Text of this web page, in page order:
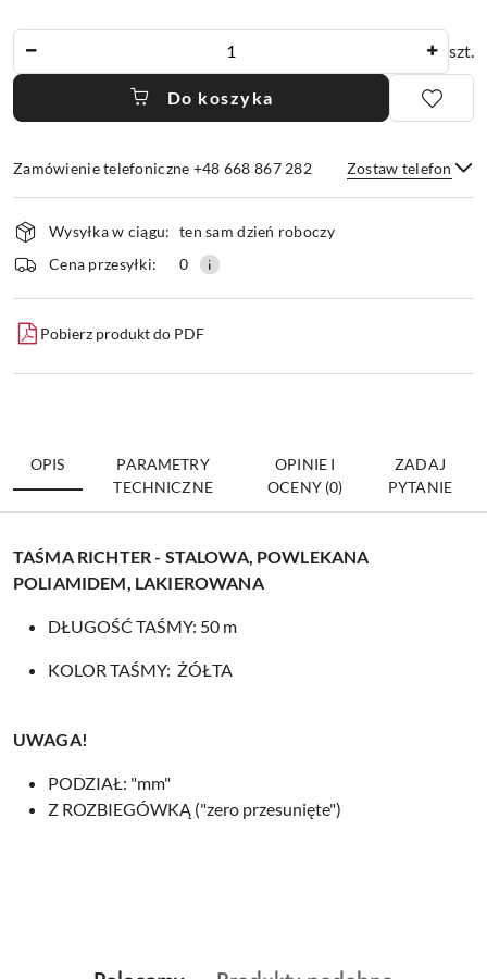
szt.
Do koszyka
Zamówienie telefoniczne +48 668 867 282 Zostaw telefon
Wyślij
Dostępność
i
dostawa
Wysyłka w ciągu: ten sam dzień roboczy
Cena przesyłki:
0
Pobierz produkt do PDF
OPIS
PARAMETRY
TECHNICZNE
OPINIE I
OCENY (0)
ZADAJ
PYTANIE
TAŚMA RICHTER - STALOWA, POWLEKANA
POLIAMIDEM, LAKIEROWANA
DŁUGOŚĆ TAŚMY: 50 m
KOLOR TAŚMY: ŻÓŁTA
UWAGA!
PODZIAŁ: "mm"
Z ROZBIEGÓWKĄ ("zero przesunięte")